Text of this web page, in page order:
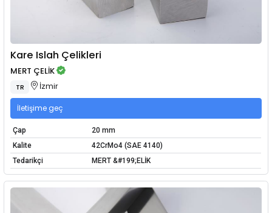
Kare Islah Çelikleri
MERT ÇELİK
TR İzmir
İletişime geç
Çap
20 mm
Kalite
42CrMo4 (SAE 4140)
Tedarikçi
MERT &#199;ELİK